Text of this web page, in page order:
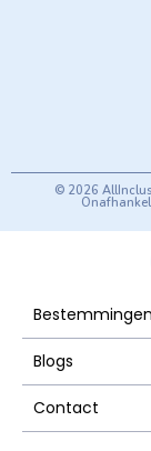
© 2026
Bestemmingen
Blogs
Contact